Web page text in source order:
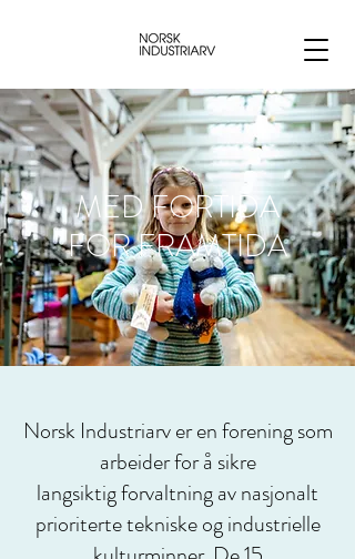
MED FORTIDA
FOR FRAMTIDA
Norsk Industriarv er en forening som
arbeider for å sikre
langsiktig forvaltning av nasjonalt
prioriterte tekniske og industrielle